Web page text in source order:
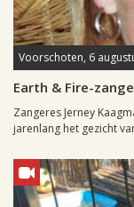
Voorschoten, 6
Earth & Fire-
Zangeres Jerney
jarenlang het gezicht